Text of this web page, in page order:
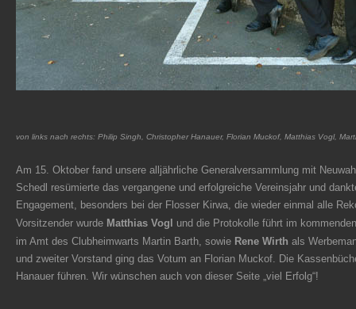
von links nach rechts: Philip Singh, Christopher Hanauer, Florian Muckof, Matthias Vogl,
Am 15. Oktober fand unsere alljährliche Generalversammlung mit
Schedl resümierte das vergangene und erfolgreiche Vereinsjahr und
Engagement, besonders bei der Flosser Kirwa, die wieder einmal alle
Vorsitzender wurde Matthias Vogl
und die Protokolle führt im
im Amt des Clubheimwarts Martin Barth, sowie Rene Wirth als
und zweiter Vorstand ging das Votum an Florian Muckof. Die
Hanauer führen. Wir wünschen auch von dieser Seite „viel Erfolg“!